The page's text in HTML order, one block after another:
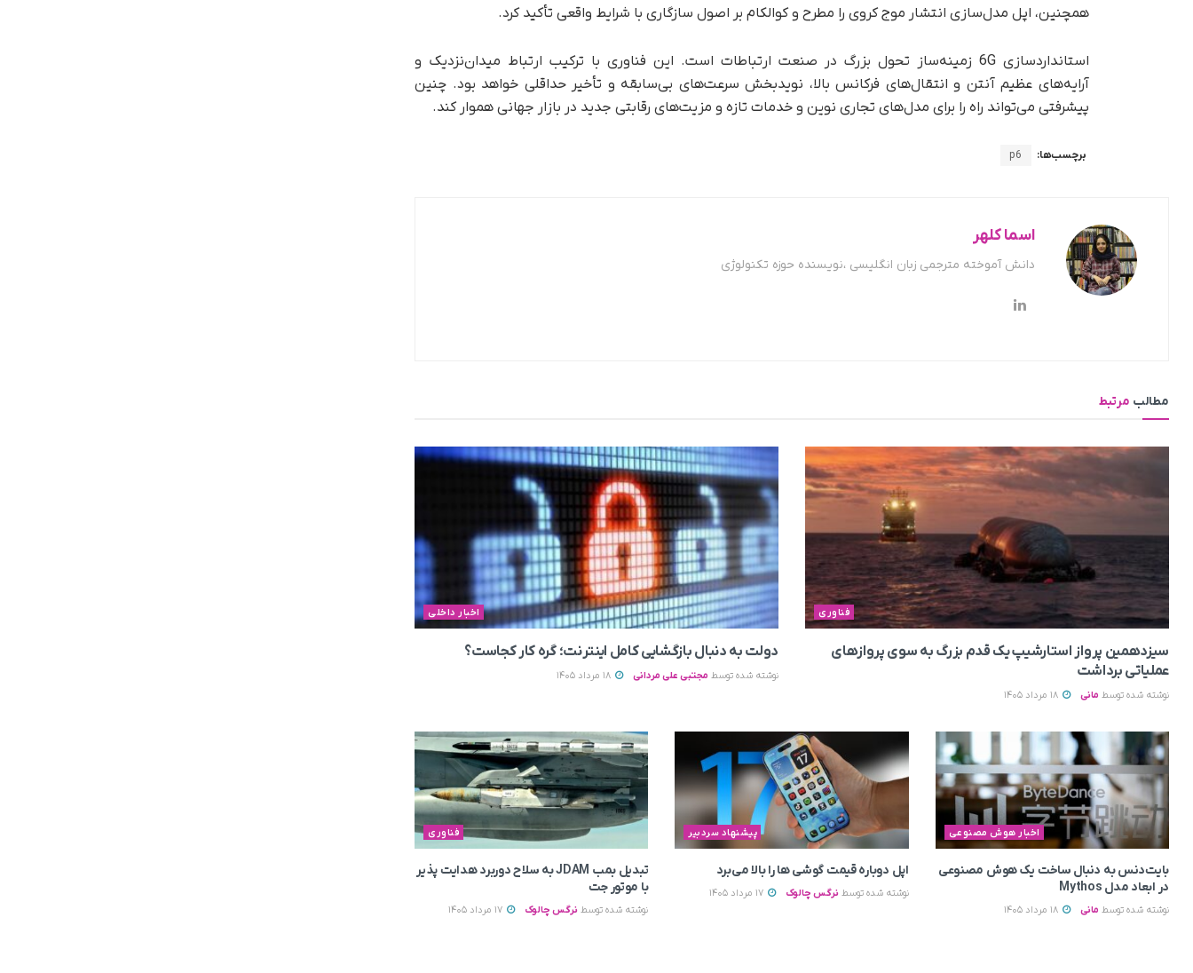
همچنین، اپل مدل‌سازی انتشار موج کروی را مطرح و کوالکام بر اصول سازگاری با شرایط واقعی تأکید کرد.
استانداردسازی 6G زمینه‌ساز تحول بزرگ در صنعت ارتباطات است. این فناوری با ترکیب ارتباط میدان‌نزدیک و
آرایه‌های عظیم آنتن و انتقال‌های فرکانس بالا، نویدبخش سرعت‌های بی‌سابقه و تأخیر حداقلی خواهد بود. چنین
پیشرفتی می‌تواند راه را برای مدل‌های تجاری نوین و خدمات تازه و مزیت‌های رقابتی جدید در بازار جهانی هموار کند.
برچسب‌ها: p6
اسما کلهر
دانش آموخته مترجمی زبان انگلیسی ،نویسنده حوزه تکنولوژی
مطالب مرتبط
فناوری
سیزدهمین پرواز استارشیپ یک قدم بزرگ به سوی پروازهای
عملیاتی برداشت
نوشته شده توسط مانی
اخبار داخلی
دولت به دنبال بازگشایی کامل اینترنت؛ گره کار کجاست؟
نوشته شده توسط مجتبی علی مردانی
اخبار هوش مصنوعی
بایت‌دنس به‌ دنبال ساخت یک هوش مصنوعی
در ابعاد مدل Mythos
نوشته شده توسط مانی
پیشنهاد سردبیر
اپل دوباره قیمت‌ گوشی ها را بالا می‌برد
نوشته شده توسط نرگس چالوک 17 مرداد 1405
فناوری
تبدیل بمب JDAM به سلاح دوربرد هدایت پذیر
با موتور جت
نوشته شده توسط نرگس چالوک